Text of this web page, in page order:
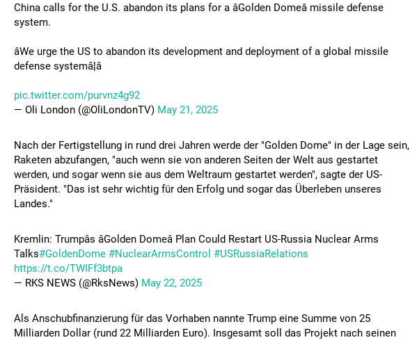
China calls for the U.S. abandon its plans for a âGolden Domeâ missile defense
system.
âWe urge the US to abandon its development and deployment of a global missile
defense systemâ¦â
pic.twitter.com/purvnz4g92
— Oli London (@OliLondonTV) May 21, 2025
Nach der Fertigstellung in rund drei Jahren werde der "Golden Dome" in der Lage sein,
Raketen abzufangen, "auch wenn sie von anderen Seiten der Welt aus gestartet
werden, und sogar wenn sie aus dem Weltraum gestartet werden", sagte der US-
Präsident. "Das ist sehr wichtig für den Erfolg und sogar das Überleben unseres
Landes."
Kremlin: Trumpâs âGolden Domeâ Plan Could Restart US-Russia Nuclear Arms
Talks#GoldenDome #NuclearArmsControl #USRussiaRelations
https://t.co/TWIFf3btpa
— RKS NEWS (@RksNews) May 22, 2025
Als Anschubfinanzierung für das Vorhaben nannte Trump eine Summe von 25
Milliarden Dollar (rund 22 Milliarden Euro). Insgesamt soll das Projekt nach seinen